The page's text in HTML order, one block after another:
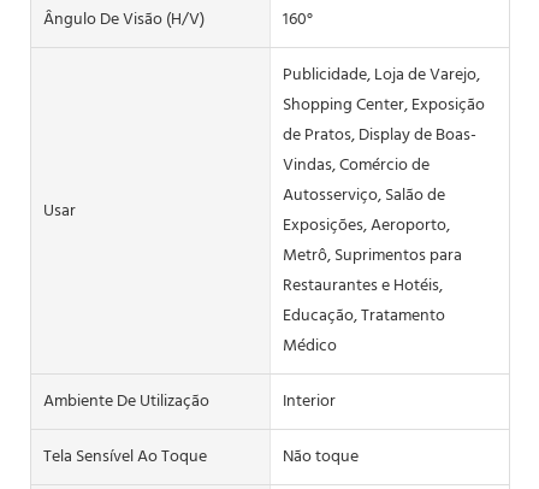
Ângulo De Visão (h/v)
160°
Usar
Publicidade, Loja de Varejo,
Shopping Center, Exposição
de Pratos, Display de Boas-
Vindas, Comércio de
Autosserviço, Salão de
Exposições, Aeroporto,
Metrô, Suprimentos para
Restaurantes e Hotéis,
Educação, Tratamento
Médico
Ambiente De Utilização
Interior
Tela Sensível Ao Toque
Não toque